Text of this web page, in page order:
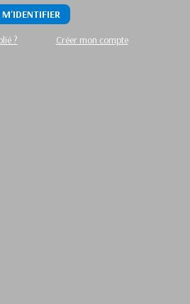
M'IDENTIFIER
?
Créer mon compte